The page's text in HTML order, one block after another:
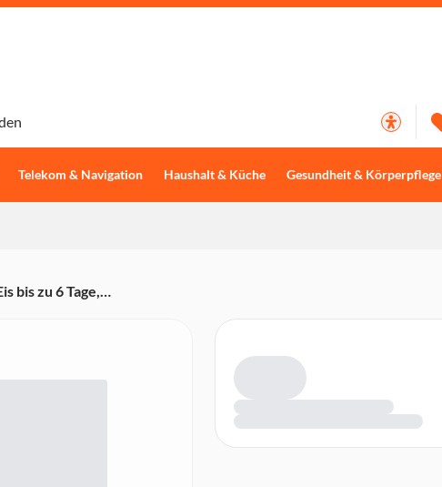
Telekom & Navigation Haushalt & Küche Gesundheit & Körperpflege
bis zu 6 Tage,